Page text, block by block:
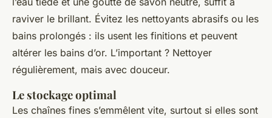
raviver le brillant. Évitez les nettoyants abrasifs ou les
bains prolongés : ils usent les finitions et peuvent
altérer les bains d’or. L’important ? Nettoyer
régulièrement, mais avec douceur.
Le stockage optimal
Les chaînes fines s’emmêlent vite, surtout si elles sont